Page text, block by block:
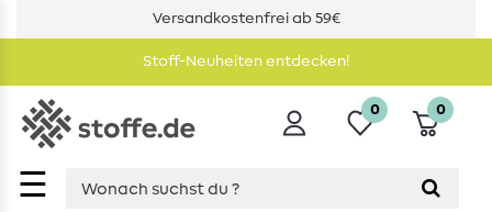
Versandkostenfrei ab 59€
Stoff-Neuheiten entdecken!
☰
0 0